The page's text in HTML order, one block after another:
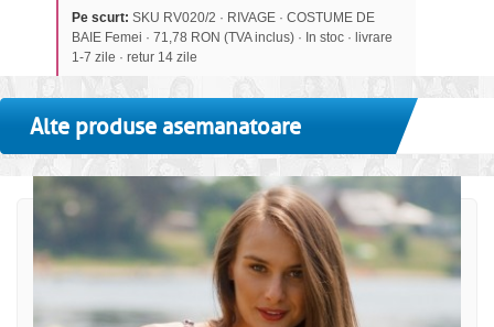
Pe scurt: SKU RV020/2 · RIVAGE · COSTUME DE
BAIE Femei · 71,78 RON (TVA inclus) · In stoc · livrare
1-7 zile · retur 14 zile
Alte produse asemanatoare